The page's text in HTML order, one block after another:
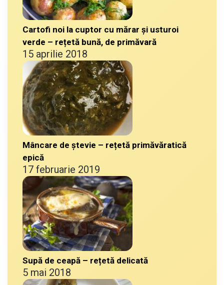
Cartofi noi la cuptor cu mărar și usturoi
verde – rețetă bună, de primăvară
15 aprilie 2018
Mâncare de ștevie – rețetă primăvăratică
epică
17 februarie 2019
Supă de ceapă – rețetă delicată
5 mai 2018